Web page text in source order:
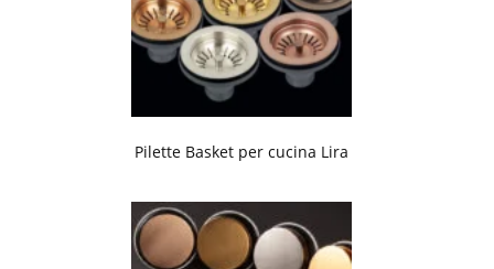
Pilette Basket per cucina Lira